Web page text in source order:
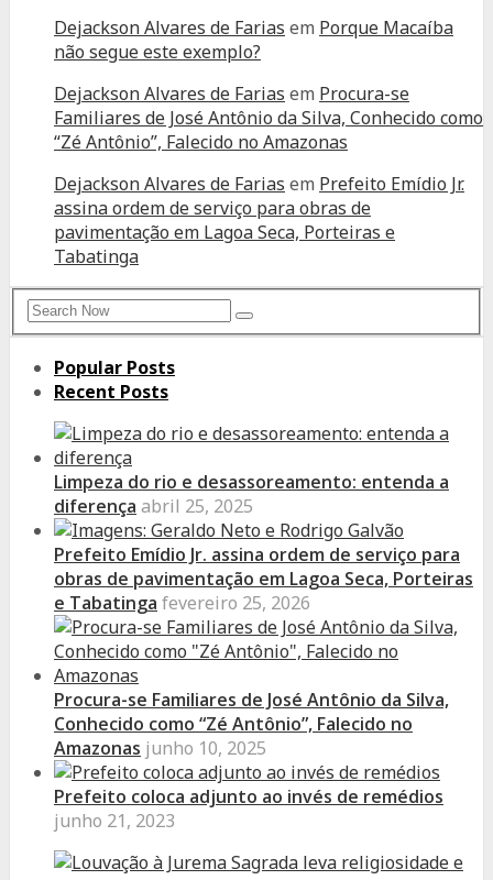
Dejackson Alvares de Farias em Porque Macaíba
não segue este exemplo?
Dejackson Alvares de Farias em Procura-se
Familiares de José Antônio da Silva, Conhecido como
“Zé Antônio”, Falecido no Amazonas
Dejackson Alvares de Farias em Prefeito Emídio Jr.
assina ordem de serviço para obras de
pavimentação em Lagoa Seca, Porteiras e
Tabatinga
Search
for:
Search
Popular Posts
Recent Posts
Limpeza do rio e desassoreamento: entenda a
diferença abril 25, 2025
Prefeito Emídio Jr. assina ordem de serviço para
obras de pavimentação em Lagoa Seca, Porteiras
e Tabatinga fevereiro 25, 2026
Procura-se Familiares de José Antônio da Silva,
Conhecido como “Zé Antônio”, Falecido no
Amazonas junho 10, 2025
Prefeito coloca adjunto ao invés de remédios
junho 21, 2023